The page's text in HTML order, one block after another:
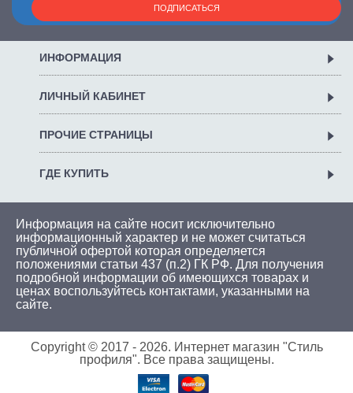
ПОДПИСАТЬСЯ
ИНФОРМАЦИЯ
ЛИЧНЫЙ КАБИНЕТ
ПРОЧИЕ СТРАНИЦЫ
ГДЕ КУПИТЬ
Информация на сайте носит исключительно
информационный характер и не может считаться
публичной офертой которая определяется
положениями статьи 437 (п.2) ГК РФ. Для получения
подробной информации об имеющихся товарах и
ценах воспользуйтесь контактами, указанными на
сайте.
Copyright © 2017 - 2026. Интернет магазин "Стиль
профиля". Все права защищены.